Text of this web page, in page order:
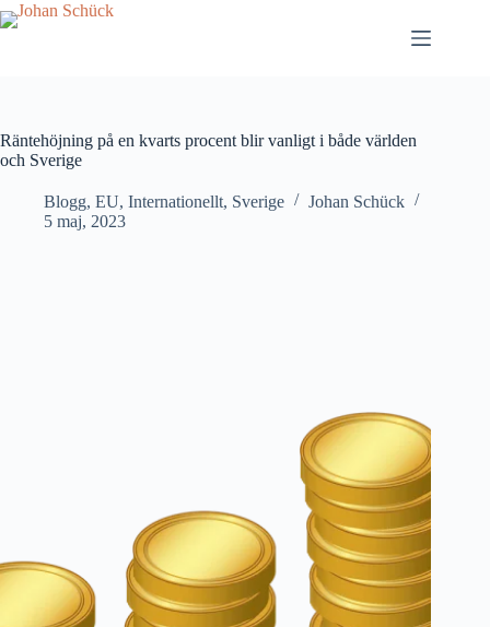
Hoppa
till
Räntehöjning på en kvarts procent blir vanligt i både världen
och Sverige
Blogg, EU, Internationellt, Sverige
Johan Schück
5 maj, 2023